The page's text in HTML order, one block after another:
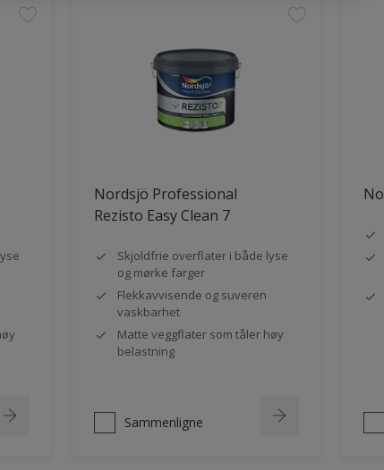
Nordsjö Professional
Rezisto Easy Clean 7
Skjoldfrie overflater i både lyse
og mørke farger
Flekkavvisende og suveren
vaskbarhet
Matte veggflater som tåler høy
belastning
Sammenligne